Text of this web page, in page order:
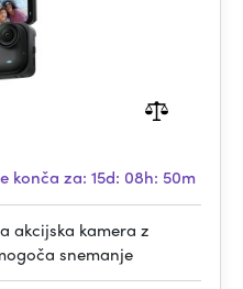
konča za: 15d: 08h: 50m
akcijska kamera z
snemanje